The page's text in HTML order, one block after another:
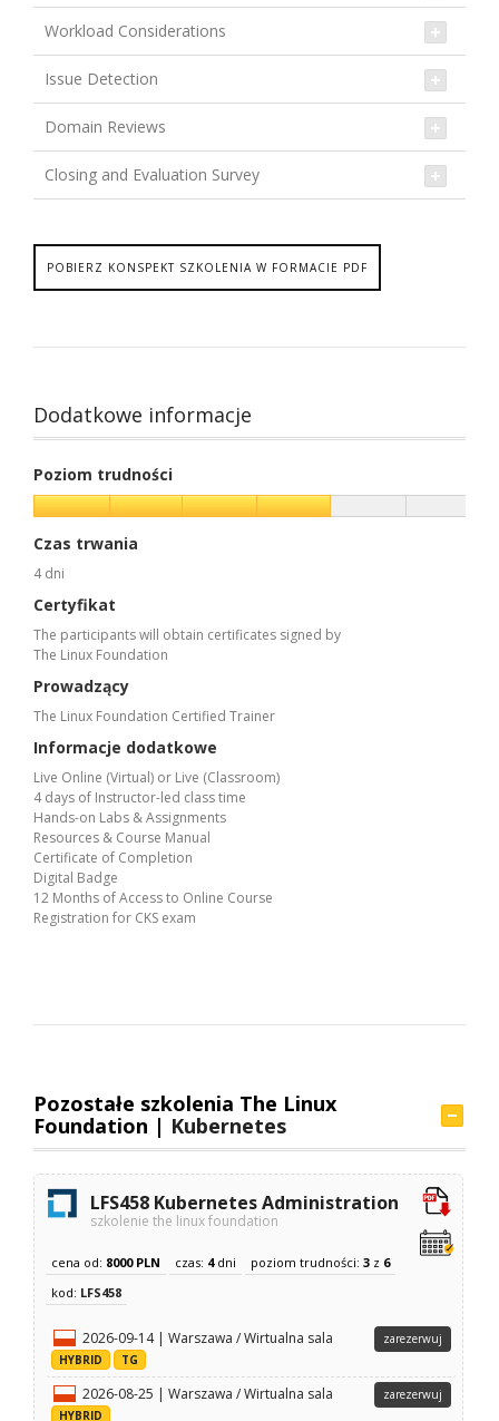
Workload Considerations
Issue Detection
Domain Reviews
Closing and Evaluation Survey
POBIERZ KONSPEKT SZKOLENIA W FORMACIE PDF
Dodatkowe informacje
Poziom trudności
Czas trwania
4 dni
Certyfikat
The participants will obtain certificates signed by
The Linux Foundation
Prowadzący
The Linux Foundation Certified Trainer
Informacje dodatkowe
Live Online (Virtual) or Live (Classroom)
4 days of Instructor-led class time
Hands-on Labs & Assignments
Resources & Course Manual
Certificate of Completion
Digital Badge
12 Months of Access to Online Course
Registration for CKS exam
Pozostałe szkolenia The Linux
Foundation | Kubernetes
LFS458 Kubernetes Administration
szkolenie the linux foundation
cena od: 8000 PLN czas: 4dni poziom trudności:3 z 6
kod: LFS458
2026-09-14 | Warszawa / Wirtualna sala
HYBRID TG
zarezerwuj
2026-08-25 | Warszawa / Wirtualna sala
HYBRID
zarezerwuj